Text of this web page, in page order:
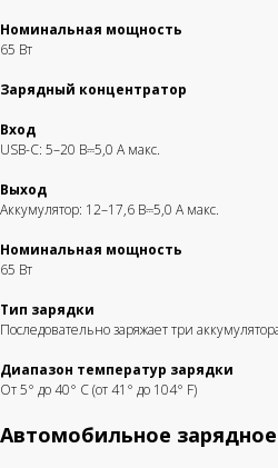
Номинальная мощность
65 Вт
Зарядный концентратор
Вход
USB-C: 5–20 В⎓5,0 А макс.
Выход
Аккумулятор: 12–17,6 В⎓5,0 А макс.
Номинальная мощность
65 Вт
Тип зарядки
Последовательно заряжает три
Диапазон температур зарядки
От 5° до 40° C (от 41° до 104° F)
Автомобильное зарядное
Гарантия лучшей
Быстрая связь
Предложим Вам
индивидуальную цену
Персональное
Решения для бизнеса